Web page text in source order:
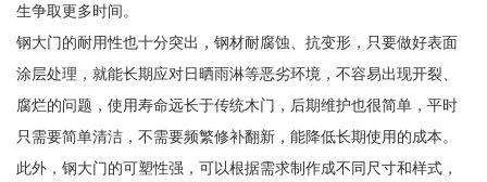
生争取更多时间。
钢大门的耐用性也十分突出，钢材耐腐蚀、抗变形，只要做好表面
涂层处理，就能长期应对日晒雨淋等恶劣环境，不容易出现开裂、
腐烂的问题，使用寿命远长于传统木门，后期维护也很简单，平时
只需要简单清洁，不需要频繁修补翻新，能降低长期使用的成本。
此外，钢大门的可塑性强，可以根据需求制作成不同尺寸和样式，